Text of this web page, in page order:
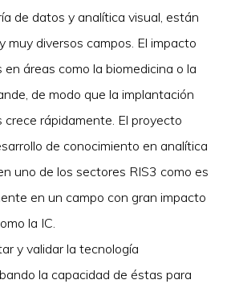
de datos y analítica visual, están
muy diversos campos. El impacto
áreas como la biomedicina o la
de modo que la implantación
rápidamente. El proyecto
de conocimiento en analítica
uno de los sectores RIS3 como es
en un campo con gran impacto
la IC.
y validar la tecnología
la capacidad de éstas para